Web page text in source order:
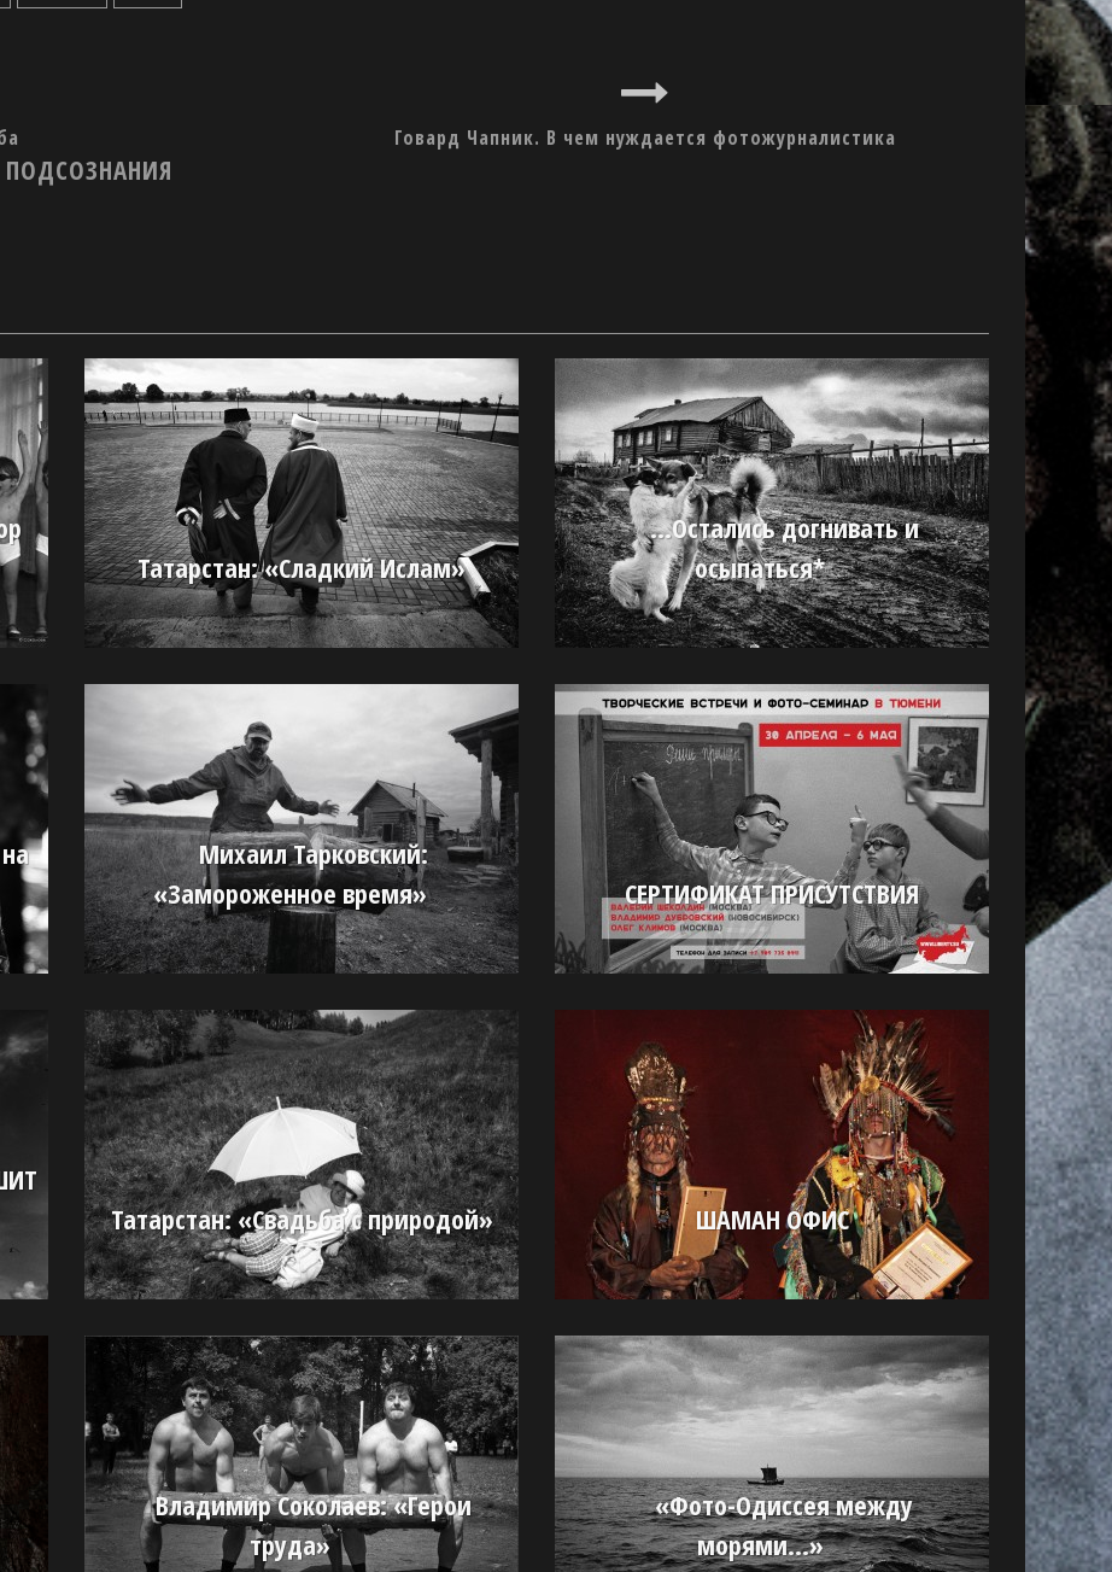
Говард Чапник. В чем нуждается фотожурналистика
Татарстан: «Сладкий Ислам»
…Остались догнивать и
осыпаться*
Михаил Тарковский:
«Замороженное время»
СЕРТИФИКАТ ПРИСУТСТВИЯ
Татарстан: «Свадьба с природой» ШАМАН ОФИС
Владимир Соколаев: «Герои
труда»
«Фото-Одиссея между
морями…»